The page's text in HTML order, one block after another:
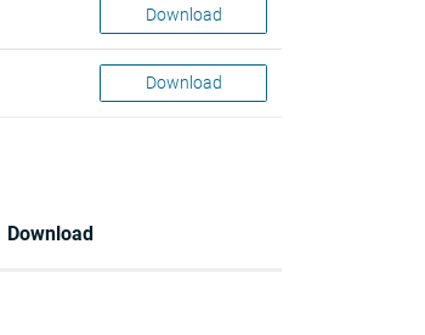
Download
Download
Download